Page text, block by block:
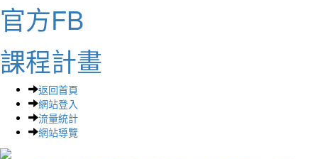
官方FB
課程計畫
返回首頁
網站登入
流量統計
網站導覽